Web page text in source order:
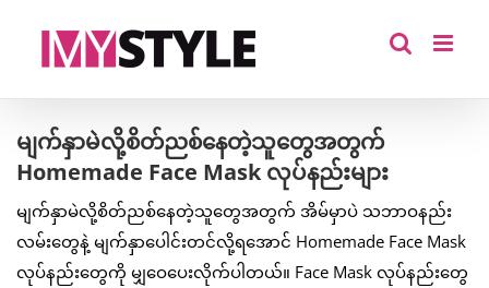
မျက်နှာမဲလို့စိတ်ညစ်နေတဲ့သူတွေအတွက်
Homemade Face Mask လုပ်နည်းများ
မျက်နှာမဲလို့စိတ်ညစ်နေတဲ့သူတွေအတွက် အိမ်မှာပဲ သဘာဝနည်း
လမ်းတွေနဲ့ မျက်နှာပေါင်းတင်လို့ရအောင် Homemade Face Mask
လုပ်နည်းတွေကို မျှဝေပေးလိုက်ပါတယ်။ Face Mask လုပ်နည်းတွေ